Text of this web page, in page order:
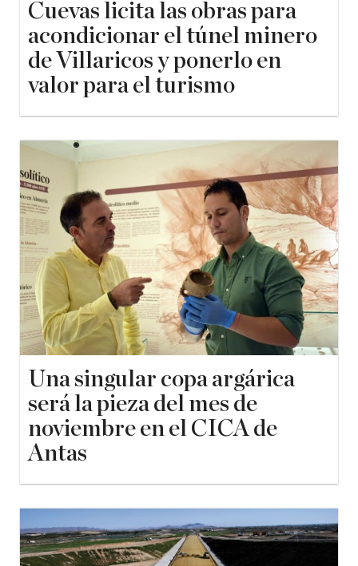
Cuevas licita las obras para
acondicionar el túnel minero
de Villaricos y ponerlo en
valor para el turismo
Una singular copa argárica
será la pieza del mes de
noviembre en el CICA de
Antas